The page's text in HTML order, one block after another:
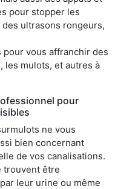
pour stopper les
ultrasons rongeurs,
vous affranchir des
les mulots, et autres à
pour
ne vous
bien concernant
de vos canalisations.
trouvent être
leur urine ou même